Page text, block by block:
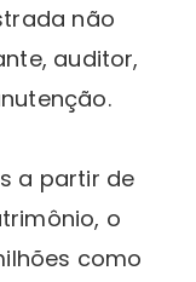
não
auditor,
a partir de
o
como